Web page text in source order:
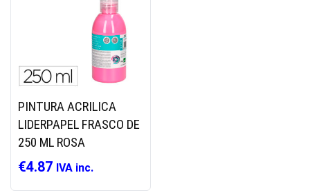
PINTURA ACRILICA
LIDERPAPEL FRASCO DE
250 ML ROSA
€4.87 IVA inc.